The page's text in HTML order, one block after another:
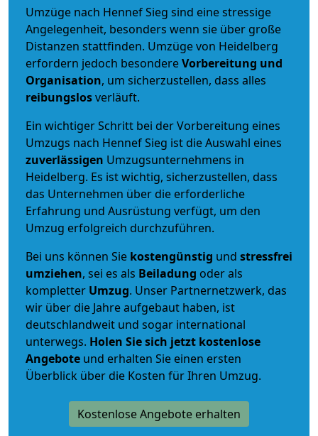
Umzüge nach Hennef Sieg sind eine stressige
Angelegenheit, besonders wenn sie über große
Distanzen stattfinden. Umzüge von Heidelberg
erfordern jedoch besondereVorbereitung und
Organisation, um sicherzustellen, dass alles
reibungslosverläuft.
Ein wichtiger Schritt bei der Vorbereitung eines
Umzugs nach Hennef Sieg ist die Auswahl eines
zuverlässigen Umzugsunternehmens in
Heidelberg. Es ist wichtig, sicherzustellen, dass
das Unternehmen über die erforderliche
Erfahrung und Ausrüstung verfügt, um den
Umzug erfolgreich durchzuführen.
Bei uns können Sie kostengünstig und stressfrei
umziehen, sei es als Beiladung oder als
kompletter Umzug. Unser Partnernetzwerk, das
wir über die Jahre aufgebaut haben, ist
deutschlandweit und sogar international
unterwegs. Holen Sie sich jetzt kostenlose
Angebote und erhalten Sie einen ersten
Überblick über die Kosten für Ihren Umzug.
Kostenlose Angebote erhalten